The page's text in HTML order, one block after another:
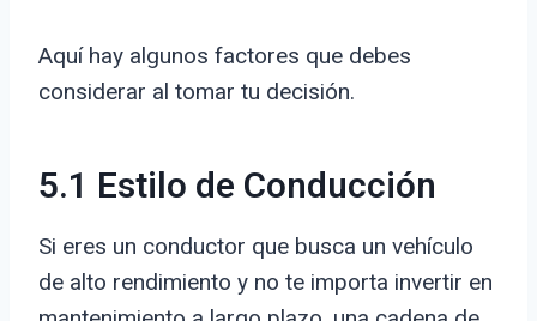
Aquí hay algunos factores que debes
considerar al tomar tu decisión.
5.1 Estilo de Conducción
Si eres un conductor que busca un vehículo
de alto rendimiento y no te importa invertir en